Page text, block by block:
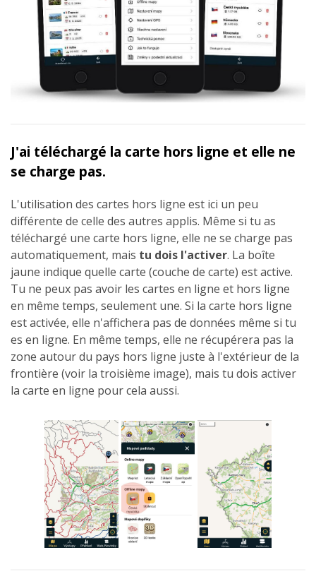
J'ai téléchargé la carte hors ligne et elle ne
se charge pas.
L'utilisation des cartes hors ligne est ici un peu
différente de celle des autres applis. Même si tu as
téléchargé une carte hors ligne, elle ne se charge pas
automatiquement, mais tu dois l'activer. La boîte
jaune indique quelle carte (couche de carte) est active.
Tu ne peux pas avoir les cartes en ligne et hors ligne
en même temps, seulement une. Si la carte hors ligne
est activée, elle n'affichera pas de données même si tu
es en ligne. En même temps, elle ne récupérera pas la
zone autour du pays hors ligne juste à l'extérieur de la
frontière (voir la troisième image), mais tu dois activer
la carte en ligne pour cela aussi.